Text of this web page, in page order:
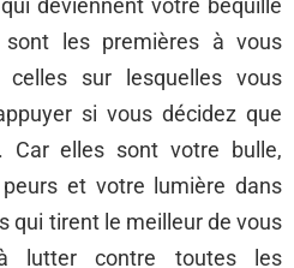
deviennent votre béquille
les premières à vous
sur lesquelles vous
si vous décidez que
Car elles sont votre bulle,
et votre lumière dans
qui tirent le meilleur de vous
lutter contre toutes les